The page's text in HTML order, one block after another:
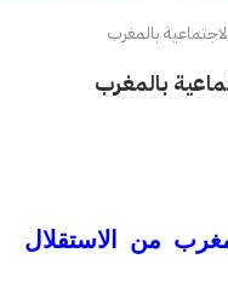
بالمغرب
بالمغرب
من الاستقلال